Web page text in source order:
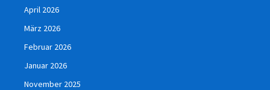
April 2026
März 2026
Februar 2026
Januar 2026
November 2025